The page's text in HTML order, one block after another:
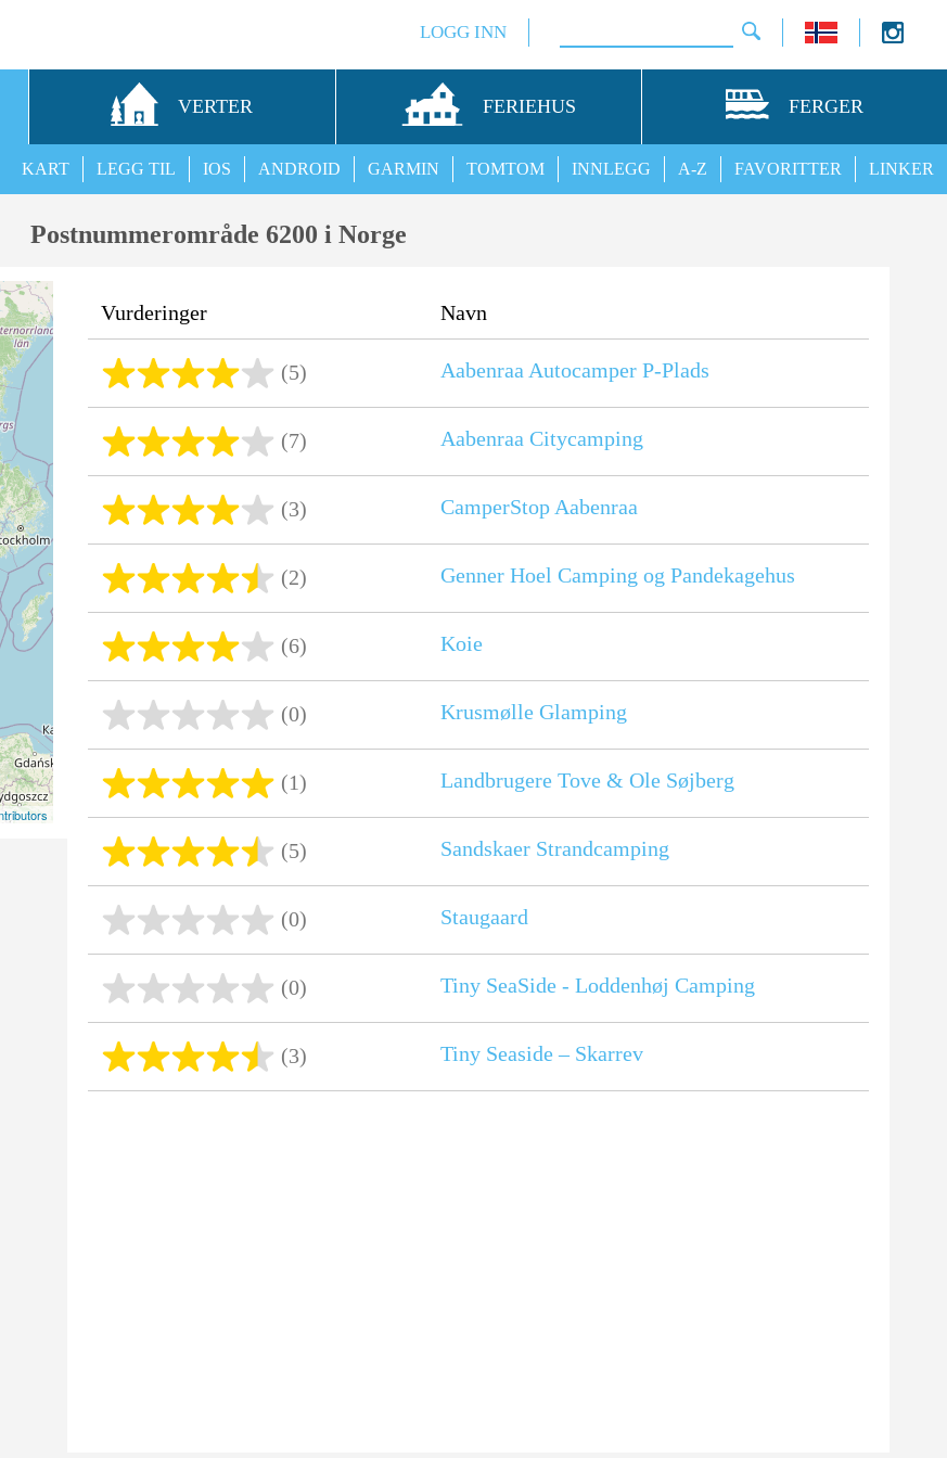
LOGG INN
VERTER FERIEHUS FERGER
LINKER
FAVORITTER
A-Z
INNLEGG
TOMTOM
GARMIN
ANDROID
IOS
LEGG TIL
KART
Postnummerområde 6200 i Norge
Vurderinger Navn
(5) Aabenraa Autocamper P-Plads
(7) Aabenraa Citycamping
(3) CamperStop Aabenraa
(2) Genner Hoel Camping og Pandekagehus
(6) Koie
(0) Krusmølle Glamping
(1) Landbrugere Tove & Ole Søjberg
(5) Sandskaer Strandcamping
(0) Staugaard
(0) Tiny SeaSide - Loddenhøj Camping
(3) Tiny Seaside – Skarrev